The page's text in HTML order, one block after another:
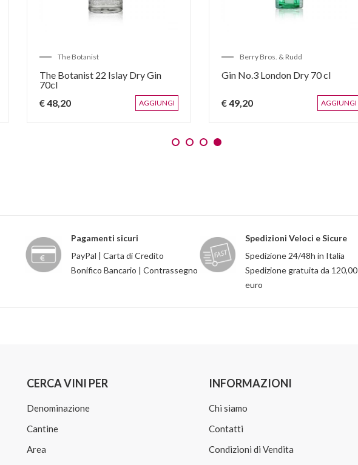
AGGIUNGI
The Botanist
The Botanist 22 Islay Dry Gin
70cl
€ 48,20
AGGIUNGI
Berry Bros. & Rudd
Gin No.3 London Dry 70 cl
€ 49,20
Pagamenti sicuri
PayPal | Carta di Credito
Bonifico Bancario | Contrassegno
Spedizioni Veloci e Sicure
Spedizione 24/48h in Italia
Spedizione gratuita da 120,00
euro
CERCA VINI PER
Denominazione
Cantine
Area
INFORMAZIONI
Chi siamo
Contatti
Condizioni di Vendita